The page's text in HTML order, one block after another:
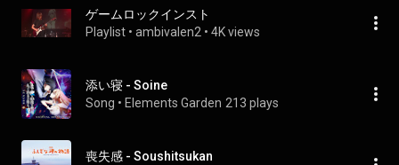
ゲームロックインスト
Playlist • ambivalen2 • 4K views
添い寝 - Soine
Song • Elements Garden 213 plays
喪失感 - Soushitsukan